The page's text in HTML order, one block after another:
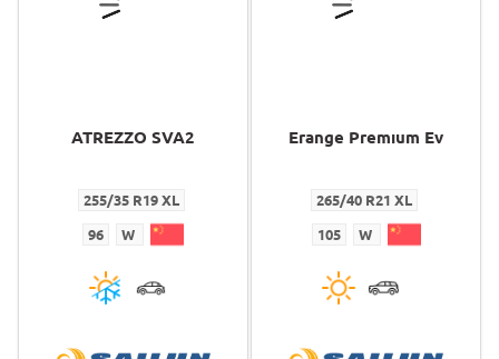
ATREZZO SVA2
255/35 R19 XL
96 W
Erange Premıum Ev
265/40 R21 XL
105 W